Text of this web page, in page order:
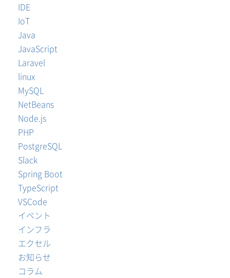
IDE
IoT
Java
JavaScript
Laravel
linux
MySQL
NetBeans
Node.js
PHP
PostgreSQL
Slack
Spring Boot
TypeScript
VSCode
イベント
インフラ
エクセル
お知らせ
コラム